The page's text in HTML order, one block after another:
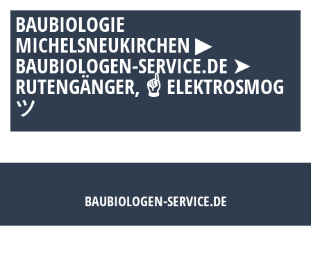
BAUBIOLOGIE
MICHELSNEUKIRCHEN ▶︎
BAUBIOLOGEN-SERVICE.DE ➤
RUTENGÄNGER, ☝ ELEKTROSMOG
ツ
BAUBIOLOGEN-SERVICE.DE